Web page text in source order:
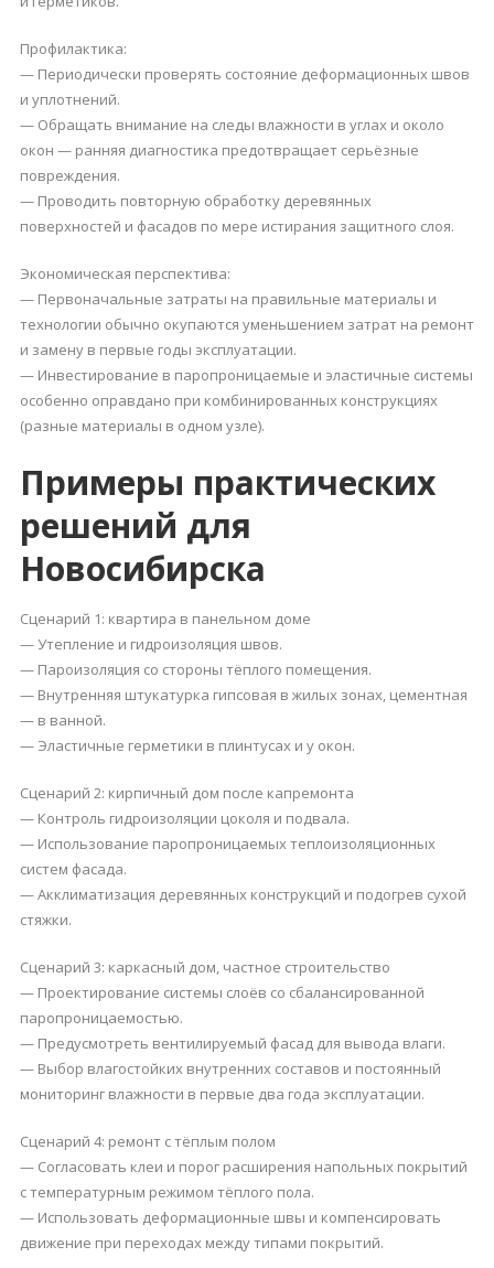
Профилактика:
— Периодически проверять состояние деформационных швов
и уплотнений.
— Обращать внимание на следы влажности в углах и около
окон — ранняя диагностика предотвращает серьёзные
повреждения.
— Проводить повторную обработку деревянных
поверхностей и фасадов по мере истирания защитного слоя.
Экономическая перспектива:
— Первоначальные затраты на правильные материалы и
технологии обычно окупаются уменьшением затрат на ремонт
и замену в первые годы эксплуатации.
— Инвестирование в паропроницаемые и эластичные системы
особенно оправдано при комбинированных конструкциях
(разные материалы в одном узле).
Примеры практических
решений для
Новосибирска
Сценарий 1: квартира в панельном доме
— Утепление и гидроизоляция швов.
— Пароизоляция со стороны тёплого помещения.
— Внутренняя штукатурка гипсовая в жилых зонах, цементная
— в ванной.
— Эластичные герметики в плинтусах и у окон.
Сценарий 2: кирпичный дом после капремонта
— Контроль гидроизоляции цоколя и подвала.
— Использование паропроницаемых теплоизоляционных
систем фасада.
— Акклиматизация деревянных конструкций и подогрев сухой
стяжки.
Сценарий 3: каркасный дом, частное строительство
— Проектирование системы слоёв со сбалансированной
паропроницаемостью.
— Предусмотреть вентилируемый фасад для вывода влаги.
— Выбор влагостойких внутренних составов и постоянный
мониторинг влажности в первые два года эксплуатации.
Сценарий 4: ремонт с тёплым полом
— Согласовать клеи и порог расширения напольных покрытий
с температурным режимом тёплого пола.
— Использовать деформационные швы и компенсировать
движение при переходах между типами покрытий.